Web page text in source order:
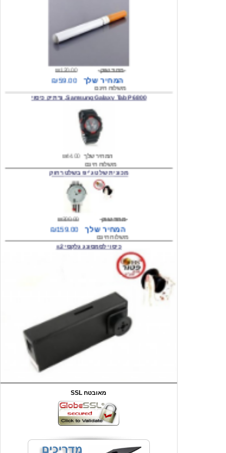
₪120.00
משלוח חינם
Samsung Galaxy Tab P6800, נרתיק כיסוי
המחיר שלך
משלוח חינם
מכונית שלט ג'יפ בשלט רחוק
₪300.00
₪159.00
משלוח חינם
כיסוי לסמסונג גלקסי s2
שעון יד לילדים קוף \תכלת
₪44.00 המחיר שלך
₪49.00 המחיר כולל משלוח :
SSL מאובטח